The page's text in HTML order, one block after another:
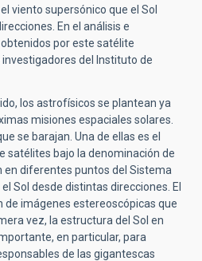
viento supersónico que el Sol
En el análisis e
por este satélite
del Instituto de
los astrofísicos se plantean ya
misiones espaciales solares.
se barajan. Una de ellas es el
satélites bajo la denominación de
en diferentes puntos del Sistema
Sol desde distintas direcciones. El
de imágenes estereoscópicas que
vez, la estructura del Sol en
en particular, para
de las gigantescas